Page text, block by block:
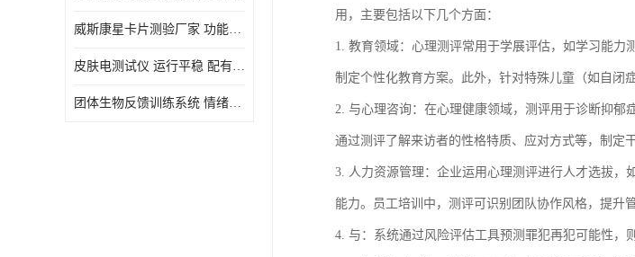
威斯康星卡片测验厂家 功能丰富 应用领域广
皮肤电测试仪 运行平稳 配有内置扬声器
团体生物反馈训练系统 情绪宣泄设备 系统管理方便
用，主要包括以下几个方面：
1. 教育领域：心理测评常用于学展评估，如学习能力
制定个性化教育方案。此外，针对特殊儿童（如自闭
2. 与心理咨询：在心理健康领域，测评用于诊断抑
通过测评了解来访者的性格特质、应对方式等，制定干
3. 人力资源管理：企业运用心理测评进行人才选拔
能力。员工培训中，测评可识别团队协作风格，提升
4. 与：系统通过风险评估工具预测罪犯再犯可能性，